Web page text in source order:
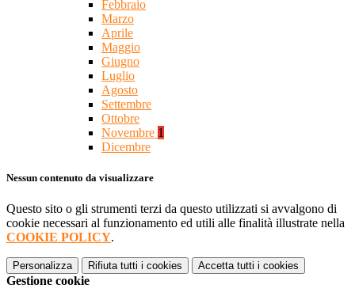
Febbraio
Marzo
Aprile
Maggio
Giugno
Luglio
Agosto
Settembre
Ottobre
Novembre 1
Dicembre
Nessun contenuto da visualizzare
Questo sito o gli strumenti terzi da questo utilizzati si avvalgono di
cookie necessari al funzionamento ed utili alle finalità illustrate nella
COOKIE POLICY.
Personalizza Rifiuta tutti i cookies Accetta tutti i cookies
Gestione cookie